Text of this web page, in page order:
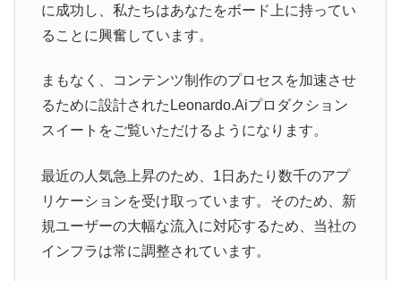
に成功し、私たちはあなたをボード上に持ってい
ることに興奮しています。
まもなく、コンテンツ制作のプロセスを加速させ
るために設計されたLeonardo.Aiプロダクション
スイートをご覧いただけるようになります。
最近の人気急上昇のため、1日あたり数千のアプ
リケーションを受け取っています。そのため、新
規ユーザーの大幅な流入に対応するため、当社の
インフラは常に調整されています。